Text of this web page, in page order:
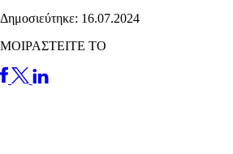
Δημοσιεύτηκε: 16.07.2024
ΜΟΙΡΑΣΤΕΙΤΕ ΤΟ